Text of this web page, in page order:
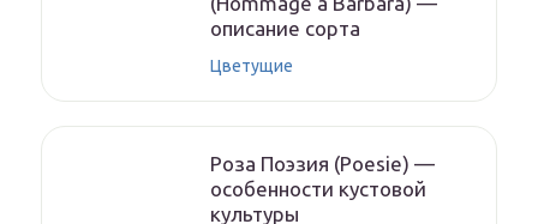
описание сорта
Цветущие
Роза Поэзия (Poesie) —
особенности кустовой
культуры